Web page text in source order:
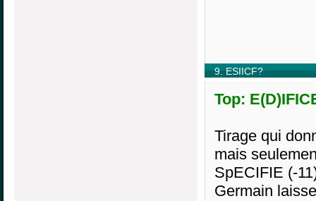
9. ESIICF?
Top:
Tirage qui
mais
SpECIFIE (-
Germain